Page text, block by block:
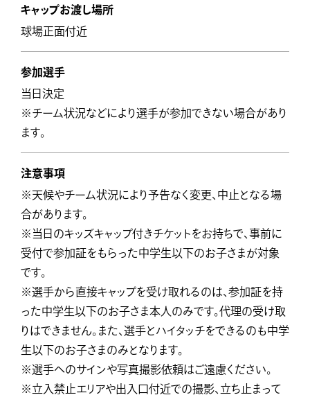
キャップお渡し場所
球場正面付近
参加選手
当日決定
※チーム状況などにより選手が参加できない場合があり
ます。
注意事項
※天候やチーム状況により予告なく変更、中止となる場
合があります。
※当日のキッズキャップ付きチケットをお持ちで、事前に
受付で参加証をもらった中学生以下のお子さまが対象
です。
※選手から直接キャップを受け取れるのは、参加証を持
った中学生以下のお子さま本人のみです。代理の受け取
りはできません。また、選手とハイタッチをできるのも中学
生以下のお子さまのみとなります。
※選手へのサインや写真撮影依頼はご遠慮ください。
※立入禁止エリアや出入口付近での撮影、立ち止まって